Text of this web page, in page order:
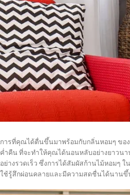
การที่คุณได้ตื่นขึ้นมาพร้อมกับกลิ่นหอมๆ ขอ
ค่ำคืน ที่จะทำให้คุณได้นอนหลับอย่างยาวน
อย่างรวดเร็ว ซึ่งการได้สัมผัสก้านไม้หอมๆ
ใช้รู้สึกผ่อนคลายและมีความสดชื่นได้นานขึ้